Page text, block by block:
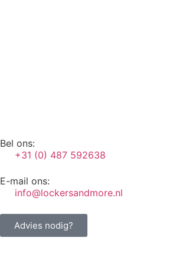
Bel ons:
+31 (0) 487 592638
E-mail ons:
info@lockersandmore.nl
Advies nodig?